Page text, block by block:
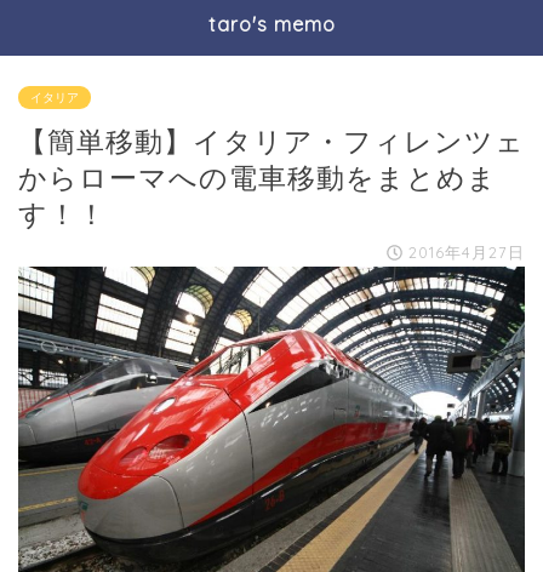
taro's memo
イタリア
【簡単移動】イタリア・フィレンツェ
からローマへの電車移動をまとめま
す！！
2016年4月27日